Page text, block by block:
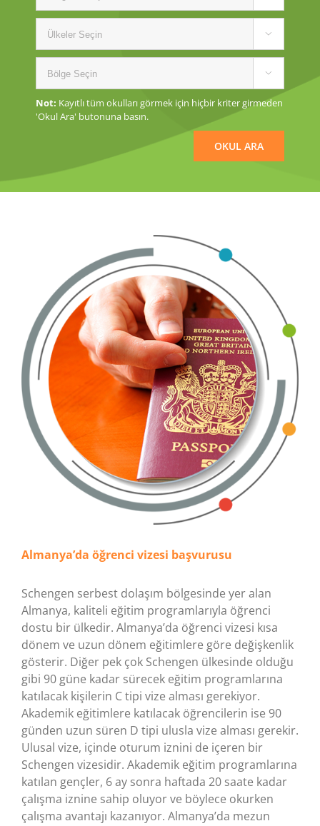


Not: Kayıtlı tüm okulları görmek için hiçbir kriter girmeden
'Okul Ara' butonuna basın.
Almanya’da öğrenci vizesi başvurusu
Schengen serbest dolaşım bölgesinde yer alan
Almanya, kaliteli eğitim programlarıyla öğrenci
dostu bir ülkedir. Almanya’da öğrenci vizesi kısa
dönem ve uzun dönem eğitimlere göre değişkenlik
gösterir. Diğer pek çok Schengen ülkesinde olduğu
gibi 90 güne kadar sürecek eğitim programlarına
katılacak kişilerin C tipi vize alması gerekiyor.
Akademik eğitimlere katılacak öğrencilerin ise 90
günden uzun süren D tipi ulusla vize alması gerekir.
Ulusal vize, içinde oturum iznini de içeren bir
Schengen vizesidir. Akademik eğitim programlarına
katılan gençler, 6 ay sonra haftada 20 saate kadar
çalışma iznine sahip oluyor ve böylece okurken
çalışma avantajı kazanıyor. Almanya’da mezun